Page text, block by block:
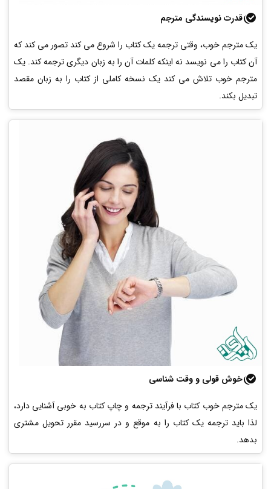
قدرت نویسندگی مترجم
یک مترجم خوب، وقتی ترجمه یک کتاب را شروع می کند تصور می کند که
آن کتاب را می نویسد نه اینکه کلمات آن را به زبان دیگری ترجمه کند. یک
مترجم خوب تلاش می کند یک نسخه کاملی از کتاب را به زبان مقصد
تبدیل بکند.
خوش قولی و وقت شناسی
یک مترجم خوب کتاب با فرآیند ترجمه و چاپ کتاب به خوبی آشنایی دارد،
لذا باید ترجمه یک کتاب را به موقع و در سررسید مقرر تحویل مشتری
بدهد.